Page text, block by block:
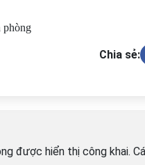
phòng
Chia sẻ:
được hiển thị công khai.